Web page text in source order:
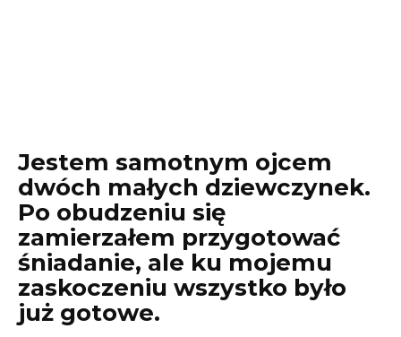
Jestem samotnym ojcem
dwóch małych dziewczynek.
Po obudzeniu się
zamierzałem przygotować
śniadanie, ale ku mojemu
zaskoczeniu wszystko było
już gotowe.